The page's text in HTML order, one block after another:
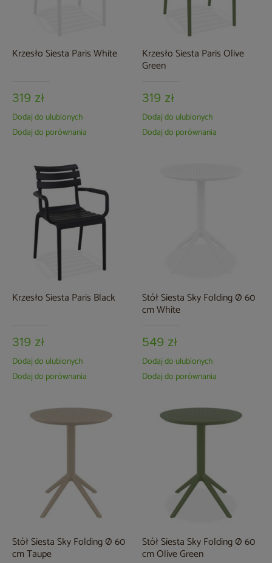
Krzesło Siesta Paris White
319 zł
Dodaj do ulubionych
Dodaj do porównania
Krzesło Siesta Paris Olive
Green
319 zł
Dodaj do ulubionych
Dodaj do porównania
Krzesło Siesta Paris Black
319 zł
Dodaj do ulubionych
Dodaj do porównania
Stół Siesta Sky Folding Ø 60
cm White
549 zł
Dodaj do ulubionych
Dodaj do porównania
Stół Siesta Sky Folding Ø 60
cm Taupe
Stół Siesta Sky Folding Ø 60
cm Olive Green